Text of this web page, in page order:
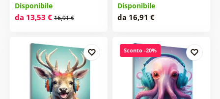
Disponibile
da 13,53 € 16,91 €
Disponibile
da 16,91 €
Sconto -20%